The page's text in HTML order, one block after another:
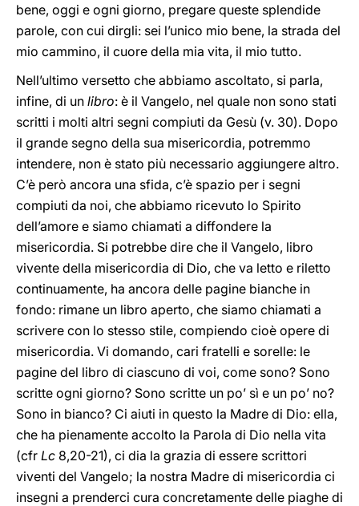
bene, oggi e ogni giorno, pregare queste splendide
parole, con cui dirgli: sei l’unico mio bene, la strada del
mio cammino, il cuore della mia vita, il mio tutto.
Nell’ultimo versetto che abbiamo ascoltato, si parla,
infine, di un libro: è il Vangelo, nel quale non sono stati
scritti i molti altri segni compiuti da Gesù (v. 30). Dopo
il grande segno della sua misericordia, potremmo
intendere, non è stato più necessario aggiungere altro.
C’è però ancora una sfida, c’è spazio per i segni
compiuti da noi, che abbiamo ricevuto lo Spirito
dell’amore e siamo chiamati a diffondere la
misericordia. Si potrebbe dire che il Vangelo, libro
vivente della misericordia di Dio, che va letto e riletto
continuamente, ha ancora delle pagine bianche in
fondo: rimane un libro aperto, che siamo chiamati a
scrivere con lo stesso stile, compiendo cioè opere di
misericordia. Vi domando, cari fratelli e sorelle: le
pagine del libro di ciascuno di voi, come sono? Sono
scritte ogni giorno? Sono scritte un po’ sì e un po’ no?
Sono in bianco? Ci aiuti in questo la Madre di Dio: ella,
che ha pienamente accolto la Parola di Dio nella vita
(cfr Lc 8,20-21), ci dia la grazia di essere scrittori
viventi del Vangelo; la nostra Madre di misericordia ci
insegni a prenderci cura concretamente delle piaghe di